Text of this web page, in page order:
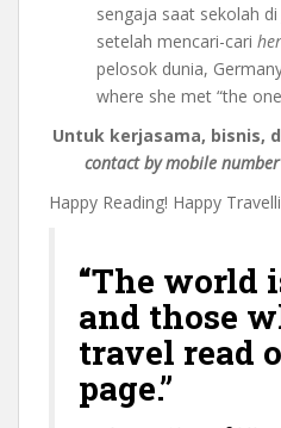
sengaja saat sekolah
setelah mencari-cari
pelosok dunia,
where she met “the
Untuk kerjasama, bisnis,
contact by mobile
Happy Reading! Happy
“The world
and those
travel read
page.”